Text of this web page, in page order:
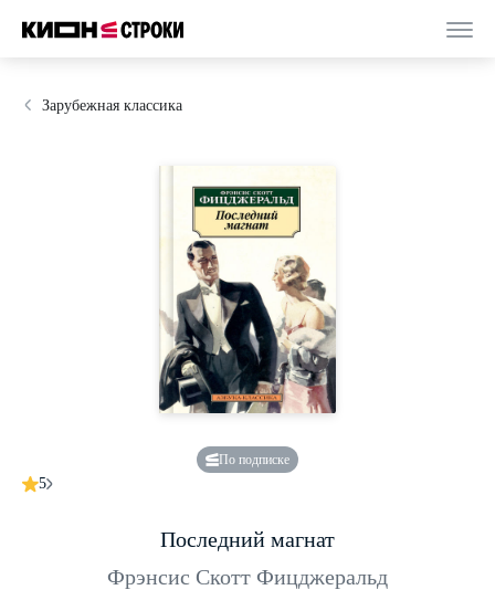
Зарубежная классика
По подписке
5
Последний магнат
Фрэнсис Скотт Фицджеральд